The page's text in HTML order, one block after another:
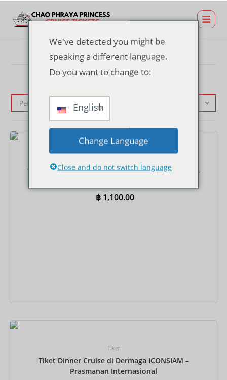
Pengurutan standar
Tiket Pesiar Makan Malam di Dermaga Asiatique –
฿ 1,100.00
Tambah ke keranjang
Tiket
Tiket Dinner Cruise di Dermaga ICONSIAM –
Prasmanan Internasional
We've detected you might be
speaking a different language.
Do you want to change to:
English
Change Language
Close and do not switch language